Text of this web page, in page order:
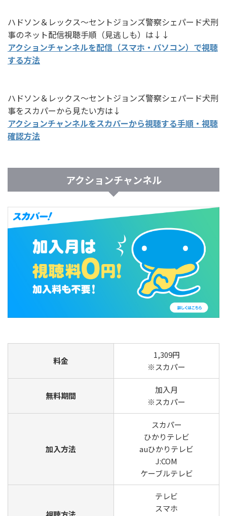
ハドソン＆レックス～セントジョンズ警察シェパード犬刑
事のネット配信視聴手順（見逃しも）は↓↓
アクションチャンネルを配信（スマホ・パソコン）で視聴
する方法
ハドソン＆レックス～セントジョンズ警察シェパード犬刑
事をスカパーから見たい方は↓
アクションチャンネルをスカパーから視聴する手順・視聴
確認方法
アクションチャンネル
料金
1,309円
※スカパー
無料期間
加入月
※スカパー
加入方法
スカパー
ひかりテレビ
auひかりテレビ
J:COM
ケーブルテレビ
テレビ
スマホ